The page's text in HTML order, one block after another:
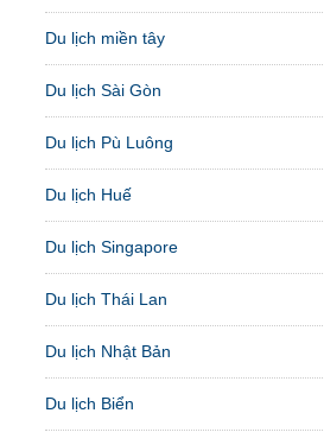
Du lịch miền tây
Du lịch Sài Gòn
Du lịch Pù Luông
Du lịch Huế
Du lịch Singapore
Du lịch Thái Lan
Du lịch Nhật Bản
Du lịch Biển